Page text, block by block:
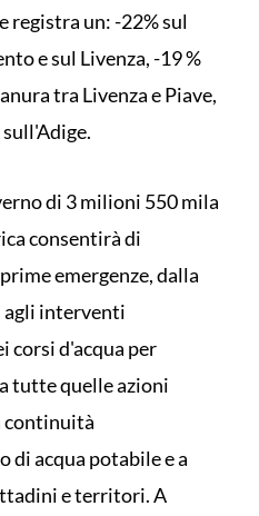
registra un: -22% sul
e sul Livenza, -19 %
tra Livenza e Piave,
sull'Adige.
di 3 milioni 550 mila
consentirà di
emergenze, dalla
interventi
corsi d'acqua per
tutte quelle azioni
continuità
acqua potabile e a
e territori. A